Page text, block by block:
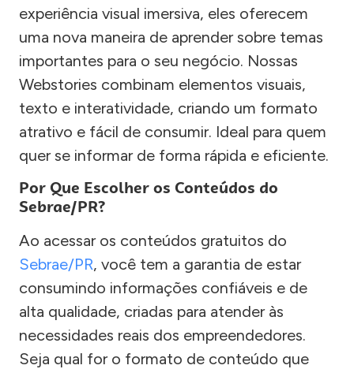
experiência visual imersiva, eles oferecem
uma nova maneira de aprender sobre temas
importantes para o seu negócio. Nossas
Webstories combinam elementos visuais,
texto e interatividade, criando um formato
atrativo e fácil de consumir. Ideal para quem
quer se informar de forma rápida e eficiente.
Por Que Escolher os Conteúdos do
Sebrae/PR?
Ao acessar os conteúdos gratuitos do
Sebrae/PR, você tem a garantia de estar
consumindo informações confiáveis e de
alta qualidade, criadas para atender às
necessidades reais dos empreendedores.
Seja qual for o formato de conteúdo que